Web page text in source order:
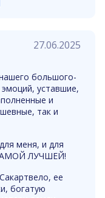
27.06.2025
большого-
уставшие,
и
так и
меня, и для
ЛУЧШЕЙ!
ее
богатую